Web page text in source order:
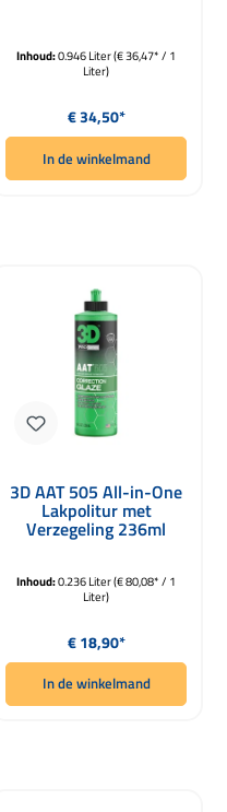
Inhoud:0.946 Liter(€ 36,47* / 1
Liter)
Normale prijs:
€ 34,50*
In de winkelmand
3D AAT 505 All-in-One
Lakpolitur met
Verzegeling 236ml
Inhoud:0.236 Liter(€ 80,08* / 1
Liter)
Normale prijs:
€ 18,90*
In de winkelmand